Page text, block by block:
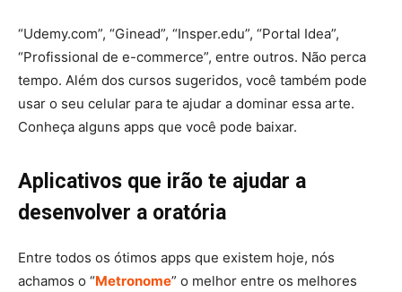
“Udemy.com”, “Ginead”, “Insper.edu”, “Portal Idea”,
“Profissional de e-commerce”, entre outros. Não perca
tempo. Além dos cursos sugeridos, você também pode
usar o seu celular para te ajudar a dominar essa arte.
Conheça alguns apps que você pode baixar.
Aplicativos que irão te ajudar a
desenvolver a oratória
Entre todos os ótimos apps que existem hoje, nós
achamos o “Metronome” o melhor entre os melhores